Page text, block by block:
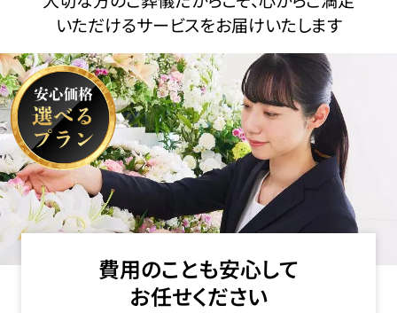
いただけるサービスをお届けいたします
費用のことも安心して
お任せください